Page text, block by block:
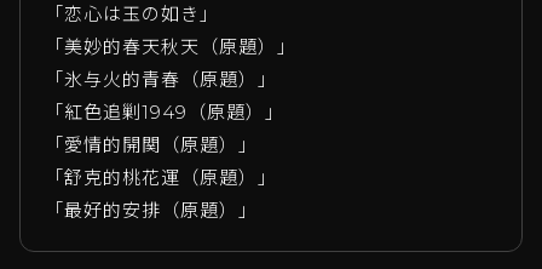
「恋心は玉の如き」
「美妙的春天秋天（原題）」
「氷与火的青春（原題）」
「紅色追剿1949（原題）」
「愛情的開関（原題）」
「舒克的桃花運（原題）」
「最好的安排（原題）」